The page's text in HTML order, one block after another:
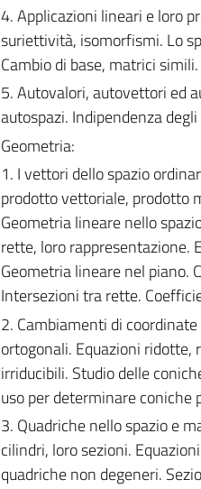
4. Applicazioni lineari e loro
suriettività, isomorfismi. Lo
Cambio di base, matrici simili.
5. Autovalori, autovettori ed
autospazi. Indipendenza
Geometria:
1. I vettori dello spazio
prodotto vettoriale, prodotto
Geometria lineare nello
rette, loro rappresentazione.
Geometria lineare nel piano.
Intersezioni tra rette.
2. Cambiamenti di
ortogonali. Equazioni ridotte,
irriducibili. Studio delle
uso per determinare coniche
3. Quadriche nello spazio e
cilindri, loro sezioni.
quadriche non degeneri.